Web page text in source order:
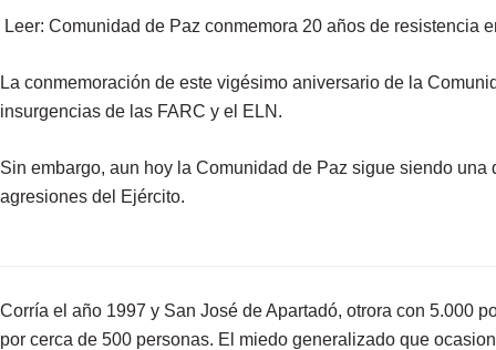
Leer: Comunidad de Paz conmemora 20 años de resistencia
La conmemoración de este vigésimo aniversario de la
insurgencias de las FARC y el ELN.
Sin embargo, aun hoy la Comunidad de Paz sigue siendo
agresiones del Ejército.
Corría el año 1997 y San José de Apartadó, otrora con 5.000
por cerca de 500 personas. El miedo generalizado que